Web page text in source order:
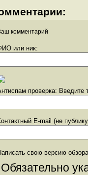
комментарий
или ник:
проверка: Введите
E-mail (не
свою версию
Обязательно